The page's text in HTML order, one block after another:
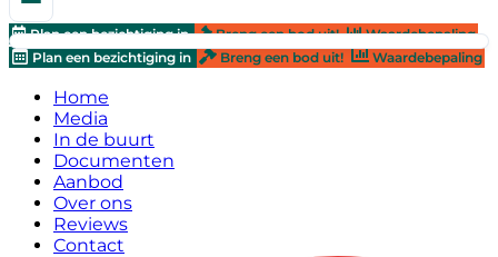
Plan een bezichtiging in Breng een bod uit!
Waardebepaling
Plan een bezichtiging in
Breng een bod uit! Waardebepaling
Home
Media
In de buurt
Documenten
Aanbod
Over ons
Reviews
Contact